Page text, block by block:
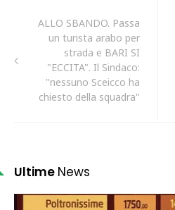
ALLO SBANDO. Passa
un turista arabo per
strada e BARI SI
"ECCITA". Il Sindaco:
"nessuno Sceicco ha
chiesto della squadra"
Ultime News